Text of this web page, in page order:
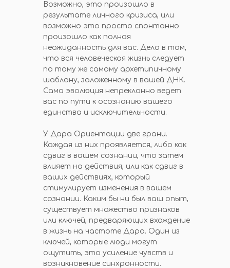
Возможно, это произошло в
результате личного кризиса, или
возможно это просто спонтанно
произошло как полная
неожиданность для вас. Дело в том,
что вся человеческая жизнь следует
по тому же самому архетипичному
шаблону, заложенному в вашей ДНК.
Сама эволюция непреклонно ведет
вас по пути к осознанию вашего
единства и исключительности.
У Дара Ориентации две грани.
Каждая из них проявляется, либо как
сдвиг в вашем сознании, что затем
влияет на действия, или как сдвиг в
ваших действиях, который
стимулирует изменения в вашем
сознании. Каким бы ни был ваш опыт,
существует множество признаков
или ключей, предваряющих вхождение
в жизнь на частоте Дара. Один из
ключей, которые люди могут
ощутить, это усиление чувств и
возникновение синхронности.